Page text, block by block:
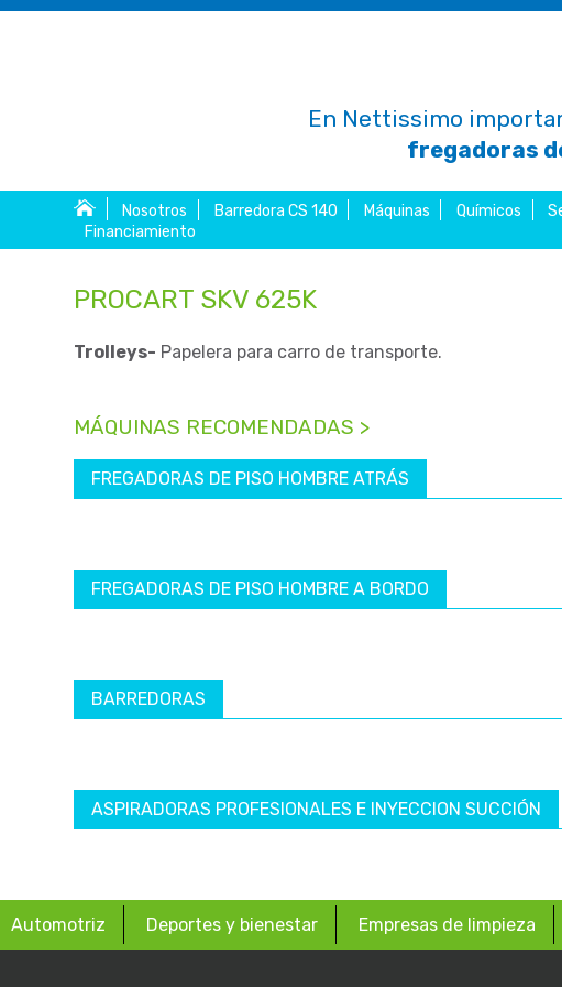
En Nettissimo
fregadoras
Nosotros Barredora CS 140 Máquinas Químicos
Financiamiento
PROCART SKV 625K
Trolleys- Papelera para carro de transporte.
MÁQUINAS RECOMENDADAS >
FREGADORAS DE PISO HOMBRE ATRÁS
FREGADORAS DE PISO HOMBRE A BORDO
BARREDORAS
ASPIRADORAS PROFESIONALES E INYECCION SUCCIÓN
Automotriz Deportes y bienestar Empresas de limpieza